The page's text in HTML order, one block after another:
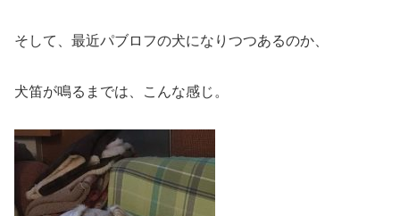
そして、最近パブロフの犬になりつつあるのか、
犬笛が鳴るまでは、こんな感じ。